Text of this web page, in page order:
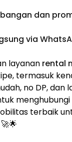
dan
via
layanan rental
termasuk
no DP, dan
terbaik